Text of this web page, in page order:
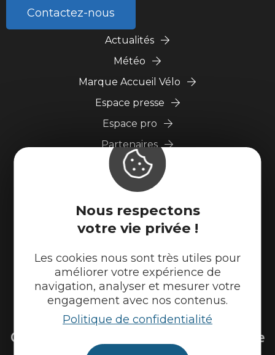
Nous respectons
votre vie privée !
Les cookies nous sont très utiles pour
améliorer votre expérience de
navigation, analyser et mesurer votre
engagement avec nos contenus.
Politique de confidentialité
Contactez-nous
Actualités
Météo
Marque Accueil Vélo
Espace presse
Espace pro
Partenaires
Venir sur la Via Ardèche
Questions fréquentes sur la Via Ardèche